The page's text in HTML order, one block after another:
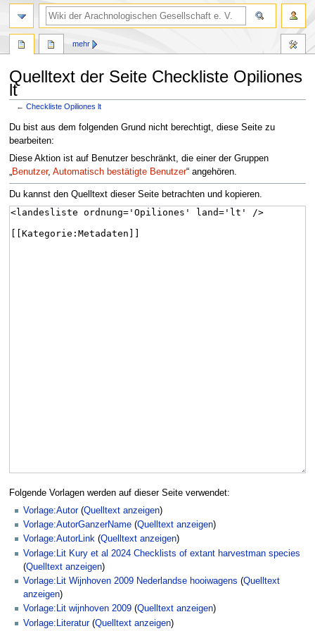
Quelltext der Seite Checkliste Opiliones
lt
←Checkliste Opiliones lt
Zur
Navigation
springen
Zur
Suche
springen
Du bist aus dem folgenden Grund nicht berechtigt, diese Seite zu
bearbeiten:
Diese Aktion ist auf Benutzer beschränkt, die einer der Gruppen
„Benutzer, Automatisch bestätigte Benutzer“ angehören.
Du kannst den Quelltext dieser Seite betrachten und kopieren.
Folgende Vorlagen werden auf dieser Seite verwendet:
Vorlage:Autor(Quelltext anzeigen)
Vorlage:AutorGanzerName (Quelltext anzeigen)
Vorlage:AutorLink (Quelltext anzeigen)
Vorlage:Lit Kury et al 2024 Checklists of extant harvestman species
(Quelltext anzeigen)
Vorlage:Lit Wijnhoven 2009 Nederlandse hooiwagens (Quelltext
anzeigen)
Vorlage:Lit wijnhoven 2009 (Quelltext anzeigen)
Vorlage:Literatur(Quelltext anzeigen)
mehr